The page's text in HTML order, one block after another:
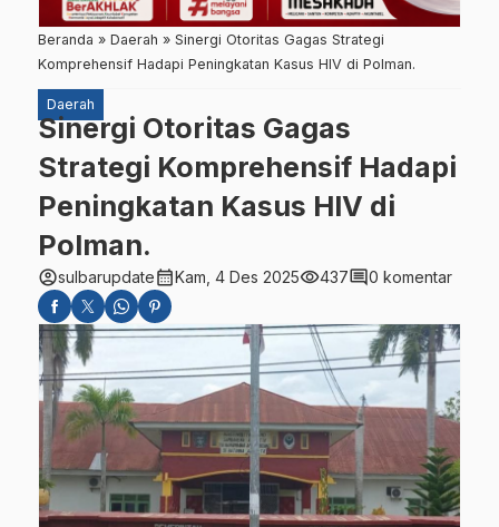
Beranda » Daerah » Sinergi Otoritas Gagas Strategi
Komprehensif Hadapi Peningkatan Kasus HIV di Polman.
Daerah
Sinergi Otoritas Gagas
Strategi Komprehensif Hadapi
Peningkatan Kasus HIV di
Polman.
account_circlesulbarupdatecalendar_monthKam, 4 Des 2025visibility437comment0 komentar